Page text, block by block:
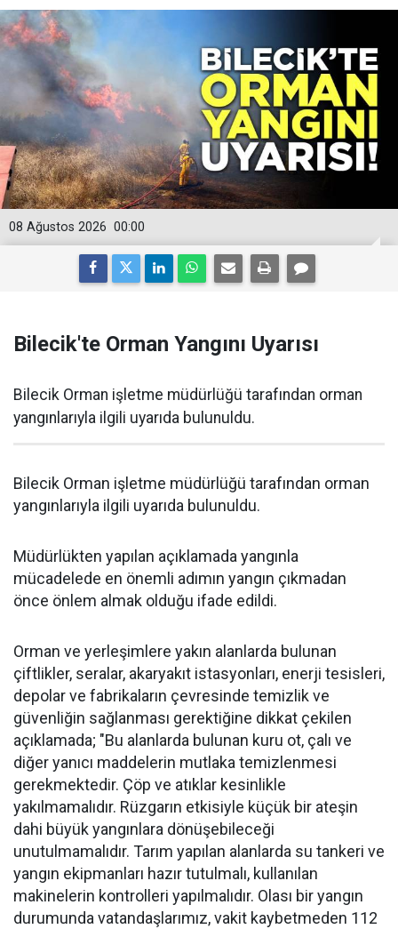
00:00
08 Ağustos 2026
Bilecik'te Orman Yangını Uyarısı
Bilecik Orman işletme müdürlüğü tarafından orman
yangınlarıyla ilgili uyarıda bulunuldu.
Bilecik Orman işletme müdürlüğü tarafından orman
yangınlarıyla ilgili uyarıda bulunuldu.
Müdürlükten yapılan açıklamada yangınla
mücadelede en önemli adımın yangın çıkmadan
önce önlem almak olduğu ifade edildi.
Orman ve yerleşimlere yakın alanlarda bulunan
çiftlikler, seralar, akaryakıt istasyonları, enerji tesisleri,
depolar ve fabrikaların çevresinde temizlik ve
güvenliğin sağlanması gerektiğine dikkat çekilen
açıklamada; "Bu alanlarda bulunan kuru ot, çalı ve
diğer yanıcı maddelerin mutlaka temizlenmesi
gerekmektedir. Çöp ve atıklar kesinlikle
yakılmamalıdır. Rüzgarın etkisiyle küçük bir ateşin
dahi büyük yangınlara dönüşebileceği
unutulmamalıdır. Tarım yapılan alanlarda su tankeri ve
yangın ekipmanları hazır tutulmalı, kullanılan
makinelerin kontrolleri yapılmalıdır. Olası bir yangın
durumunda vatandaşlarımız, vakit kaybetmeden 112